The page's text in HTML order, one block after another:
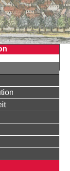
Rebulik